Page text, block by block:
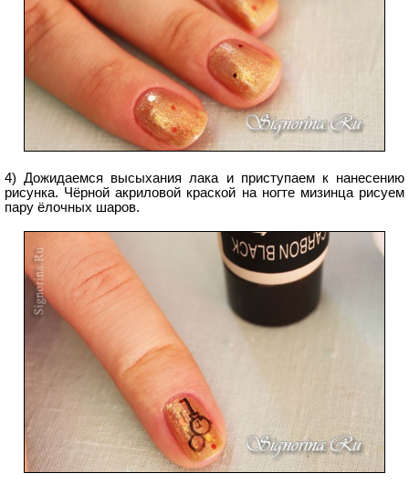
4) Дожидаемся высыхания лака и приступаем к нанесению
рисунка. Чёрной акриловой краской на ногте мизинца рисуем
пару ёлочных шаров.